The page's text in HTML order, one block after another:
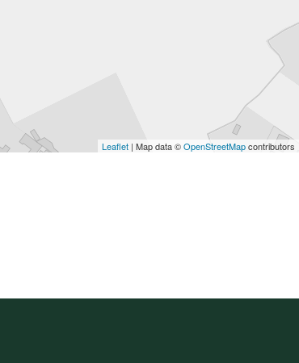
Leaflet | Map data ©OpenStreetMapcontributors